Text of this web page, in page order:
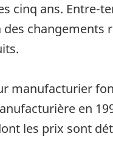
cinq ans. Entre-
changements
manufacturier
en
les prix sont